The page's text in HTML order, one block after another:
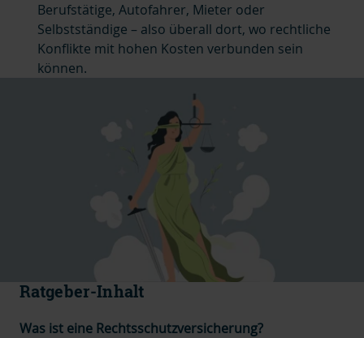
Berufstätige, Autofahrer, Mieter oder
Selbstständige – also überall dort, wo rechtliche
Konflikte mit hohen Kosten verbunden sein
können.
Ratgeber-Inhalt
Was ist eine Rechtsschutzversicherung?